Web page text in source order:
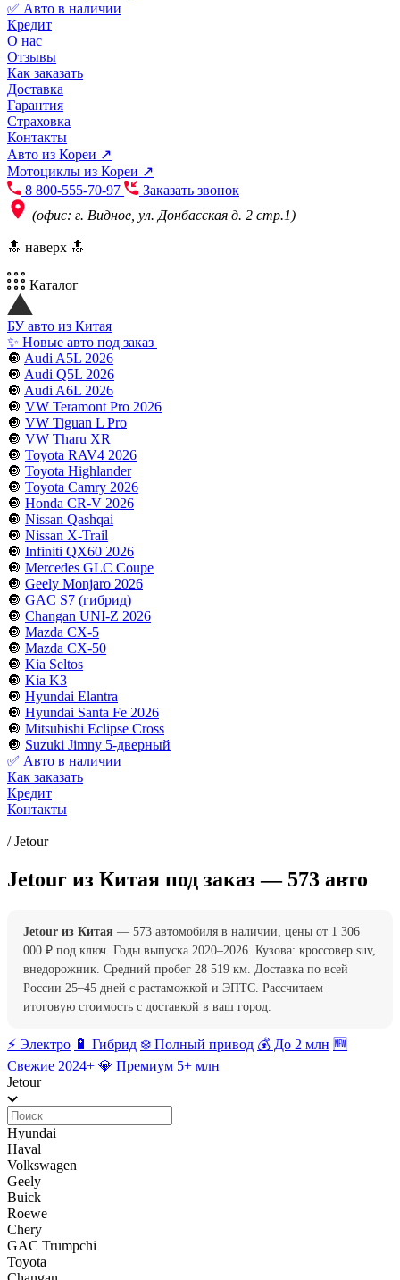
✅ Авто в наличии
Кредит
О нас
Отзывы
Как заказать
Доставка
Гарантия
Страховка
Контакты
Авто из Кореи ↗
Мотоциклы из Кореи ↗
8 800-555-70-97
Заказать звонок
(офис: г. Видное, ул. Донбасская д. 2 стр.1)
🔝 наверх 🔝
Каталог
БУ авто из Китая
✨ Новые авто под заказ
🔘 Audi A5L 2026
🔘 Audi Q5L 2026
🔘 Audi A6L 2026
🔘 VW Teramont Pro 2026
🔘 VW Tiguan L Pro
🔘 VW Tharu XR
🔘 Toyota RAV4 2026
🔘 Toyota Highlander
🔘 Toyota Camry 2026
🔘 Honda CR-V 2026
🔘 Nissan Qashqai
🔘 Nissan X-Trail
🔘 Infiniti QX60 2026
🔘 Mercedes GLC Coupe
🔘 Geely Monjaro 2026
🔘 GAC S7 (гибрид)
🔘 Changan UNI-Z 2026
🔘 Mazda CX-5
🔘 Mazda CX-50
🔘 Kia Seltos
🔘 Kia K3
🔘 Hyundai Elantra
🔘 Hyundai Santa Fe 2026
🔘 Mitsubishi Eclipse Cross
🔘 Suzuki Jimny 5-дверный
✅ Авто в наличии
Как заказать
Кредит
Контакты
/Jetour
Jetour из Китая под заказ — 573 авто
Jetour из Китая — 573 автомобиля в наличии, цены от 1 306
000 ₽ под ключ. Годы выпуска 2020–2026. Кузова: кроссовер suv,
внедорожник. Средний пробег 28 519 км. Доставка по всей
России 25–45 дней с растаможкой и ЭПТС. Рассчитаем
итоговую стоимость с доставкой в ваш город.
⚡️ Электро 🔋 Гибрид ❄️ Полный привод 💰 До 2 млн 🆕
Свежие 2024+ 💎 Премиум 5+ млн
Jetour
Hyundai
Haval
Volkswagen
Geely
Buick
Roewe
Chery
GAC Trumpchi
Toyota